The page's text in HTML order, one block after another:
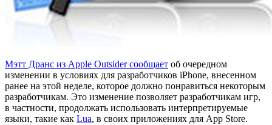
Мэтт Дранс из Apple Outsider сообщает об очередном
изменении в условиях для разработчиков iPhone, внесенном
ранее на этой неделе, которое должно понравиться некоторым
разработчикам. Это изменение позволяет разработчикам игр,
в частности, продолжать использовать интерпретируемые
языки, такие как Lua, в своих приложениях для App Store.